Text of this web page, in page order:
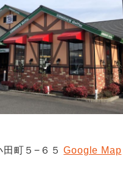
田町５−６５Google Map